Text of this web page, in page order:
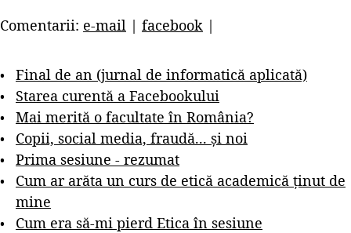
Comentarii: e-mail | facebook |
Final de an (jurnal de informatică aplicată)
Starea curentă a Facebookului
Mai merită o facultate în România?
Copii, social media, fraudă... și noi
Prima sesiune - rezumat
Cum ar arăta un curs de etică academică ținut de
mine
Cum era să-mi pierd Etica în sesiune